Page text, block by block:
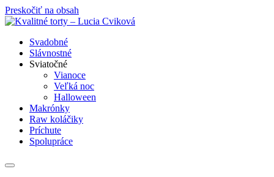
Preskočiť na obsah
Svadobné
Slávnostné
Sviatočné
Vianoce
Veľká noc
Halloween
Makrónky
Raw koláčiky
Príchute
Spolupráce